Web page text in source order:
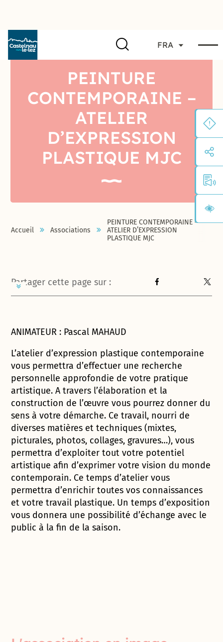
FRA
PEINTURE
CONTEMPORAINE –
ATELIER
D’EXPRESSION
PLASTIQUE MJC
Accueil Associations
PEINTURE CONTEMPORAINE –
ATELIER D’EXPRESSION
PLASTIQUE MJC
Partager cette page sur :
ANIMATEUR : Pascal MAHAUD
L’atelier d’expression plastique contemporaine
vous permettra d’effectuer une recherche
personnelle approfondie de votre pratique
artistique. A travers l’élaboration et la
construction de l’œuvre vous pourrez donner du
sens à votre démarche. Ce travail, nourri de
diverses matières et techniques (mixtes,
picturales, photos, collages, gravures…), vous
permettra d’exploiter tout votre potentiel
artistique afin d’exprimer votre vision du monde
contemporain. Ce temps d’atelier vous
permettra d’enrichir toutes vos connaissances
et votre travail plastique. Un temps d’exposition
vous donnera une possibilité d’échange avec le
public à la fin de la saison.